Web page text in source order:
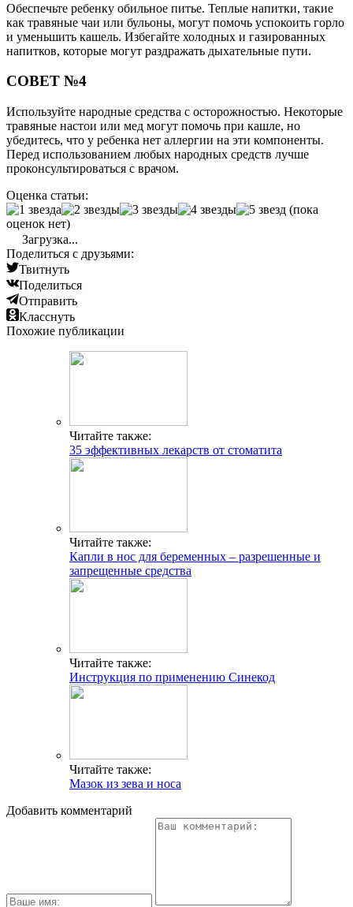
Обеспечьте ребенку обильное питье. Теплые напитки, такие
как травяные чаи или бульоны, могут помочь успокоить горло
и уменьшить кашель. Избегайте холодных и газированных
напитков, которые могут раздражать дыхательные пути.
СОВЕТ №4
Используйте народные средства с осторожностью. Некоторые
травяные настои или мед могут помочь при кашле, но
убедитесь, что у ребенка нет аллергии на эти компоненты.
Перед использованием любых народных средств лучше
проконсультироваться с врачом.
Оценка статьи:
(пока
оценок нет)
Загрузка...
Поделиться с друзьями:
Твитнуть
Поделиться
Отправить
Класснуть
Похожие публикации
Читайте также:
35 эффективных лекарств от стоматита
Читайте также:
Капли в нос для беременных – разрешенные и
запрещенные средства
Читайте также:
Инструкция по применению Синекод
Читайте также:
Мазок из зева и носа
Добавить комментарий